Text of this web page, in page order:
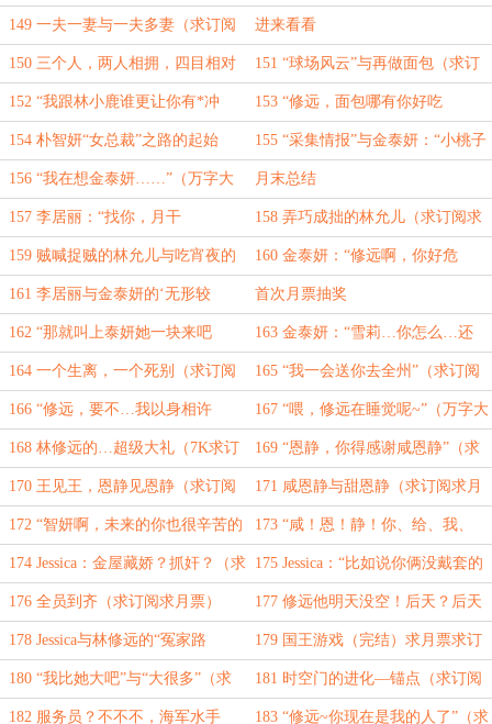
（求订阅求月票） 大章求订阅求月票）
149 一夫一妻与一夫多妻（求订阅
求月票）
进来看看
150 三个人，两人相拥，四目相对
（求订阅求月票）
151 “球场风云”与再做面包（求订
阅求月票）
152 “我跟林小鹿谁更让你有*冲
动”（求订阅求月票）
153 “修远，面包哪有你好吃
啊！”（万字大章求订阅求月票）
154 朴智妍“女总裁”之路的起始
（万字大章求订阅求月票）
155 “采集情报”与金泰妍：“小桃子
是谁啊”（万字大章求订阅求月票）
156 “我在想金泰妍……”（万字大
章求订阅求月票）
月末总结
157 李居丽：“找你，月干
我……”（万字大章求订阅求月票）
158 弄巧成拙的林允儿（求订阅求
月票）
159 贼喊捉贼的林允儿与吃宵夜的
金泰妍（求订阅求月票）
160 金泰妍：“修远啊，你好危
险。”（求订阅求月票）
161 李居丽与金泰妍的‘无形较
量’（求订阅求月票）
首次月票抽奖
162 “那就叫上泰妍她一块来吧
~”（求订阅求月票）
163 金泰妍：“雪莉…你怎么…还
在”（求订阅求月票）
164 一个生离，一个死别（求订阅
求月票）
165 “我一会送你去全州”（求订阅
求月票）
166 “修远，要不…我以身相许
吧？”（求订阅求月票）
167 “喂，修远在睡觉呢~”（万字大
章求订阅求月票）
168 林修远的…超级大礼（7K求订
阅求月票）
169 “恩静，你得感谢咸恩静”（求
订阅求月票）
170 王见王，恩静见恩静（求订阅
求月票）
171 咸恩静与甜恩静（求订阅求月
票）
172 “智妍啊，未来的你也很辛苦的
~”（求订阅求月票）
173 “咸！恩！静！你、给、我、
等、着！”（求订阅求月票）
174 Jessica：金屋藏娇？抓奸？（求
订阅求月票）
175 Jessica：“比如说你俩没戴套的
事情？”（求订阅求月票）
176 全员到齐（求订阅求月票） 177 修远他明天没空！后天？后天
也没空！！（求订阅求月票）
178 Jessica与林修远的“冤家路
窄”（求订阅求月票）
179 国王游戏（完结）求月票求订
阅
180 “我比她大吧”与“大很多”（求
订阅求月票）
181 时空门的进化—锚点（求订阅
求月票）
182 服务员？不不不，海军水手 183 “修远~你现在是我的人了”（求